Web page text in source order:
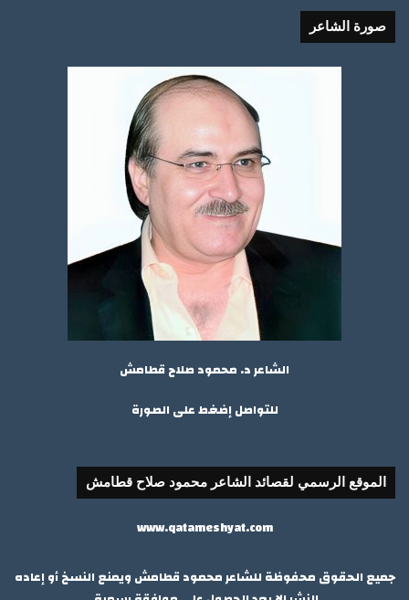
صورة الشاعر
الشاعر د. محمود صلاح قطامش
للتواصل إضغط على الصورة
الموقع الرسمي لقصائد الشاعر محمود صلاح قطامش
www.qatameshyat.com
جميع الحقوق محفوظة للشاعر محمود قطامش ويمنع النسخ أو إعاده